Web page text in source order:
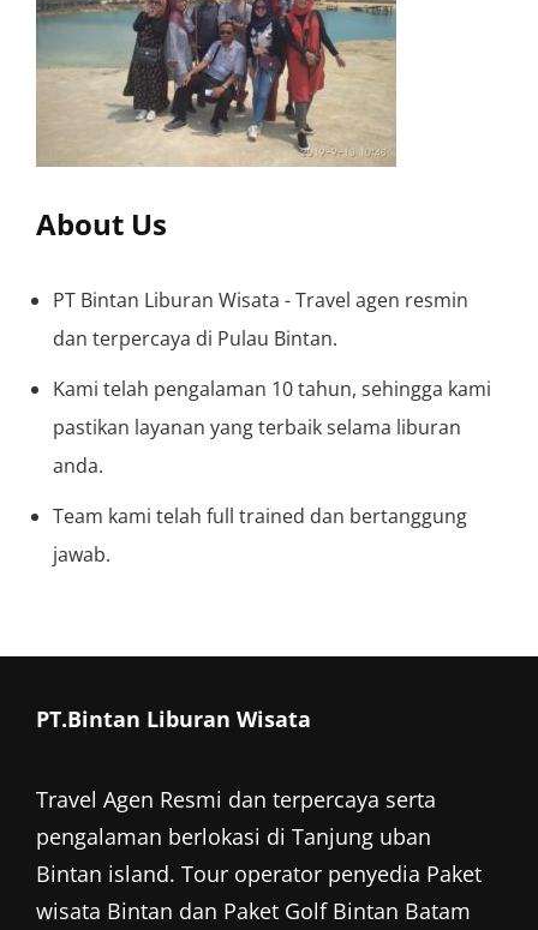
About Us
PT Bintan Liburan Wisata - Travel agen resmin
dan terpercaya di Pulau Bintan.
Kami telah pengalaman 10 tahun, sehingga kami
pastikan layanan yang terbaik selama liburan
anda.
Team kami telah full trained dan bertanggung
jawab.
PT.Bintan Liburan Wisata
Travel Agen Resmi dan terpercaya serta
pengalaman berlokasi di Tanjung uban
Bintan island. Tour operator penyedia Paket
wisata Bintan dan Paket Golf Bintan Batam